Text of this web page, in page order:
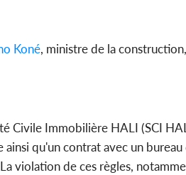
Koné, ministre de la
Civile Immobilière HALI (SCI
qu'un contrat avec un
violation de ces règles,